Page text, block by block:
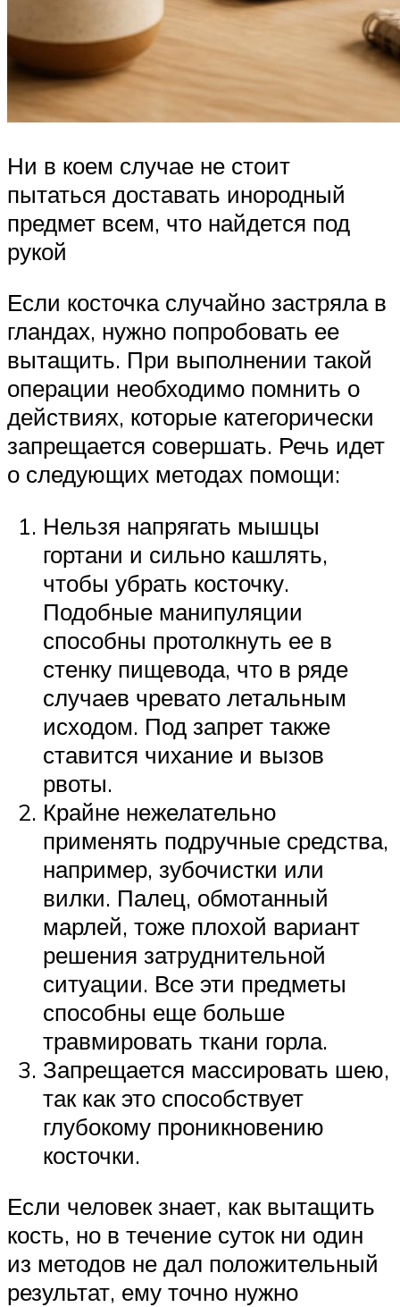
Ни в коем случае не стоит
пытаться доставать инородный
предмет всем, что найдется под
рукой
Если косточка случайно застряла в
гландах, нужно попробовать ее
вытащить. При выполнении такой
операции необходимо помнить о
действиях, которые категорически
запрещается совершать. Речь идет
о следующих методах помощи:
Нельзя напрягать мышцы
гортани и сильно кашлять,
чтобы убрать косточку.
Подобные манипуляции
способны протолкнуть ее в
стенку пищевода, что в ряде
случаев чревато летальным
исходом. Под запрет также
ставится чихание и вызов
рвоты.
Крайне нежелательно
применять подручные средства,
например, зубочистки или
вилки. Палец, обмотанный
марлей, тоже плохой вариант
решения затруднительной
ситуации. Все эти предметы
способны еще больше
травмировать ткани горла.
Запрещается массировать шею,
так как это способствует
глубокому проникновению
косточки.
Если человек знает, как вытащить
кость, но в течение суток ни один
из методов не дал положительный
результат, ему точно нужно